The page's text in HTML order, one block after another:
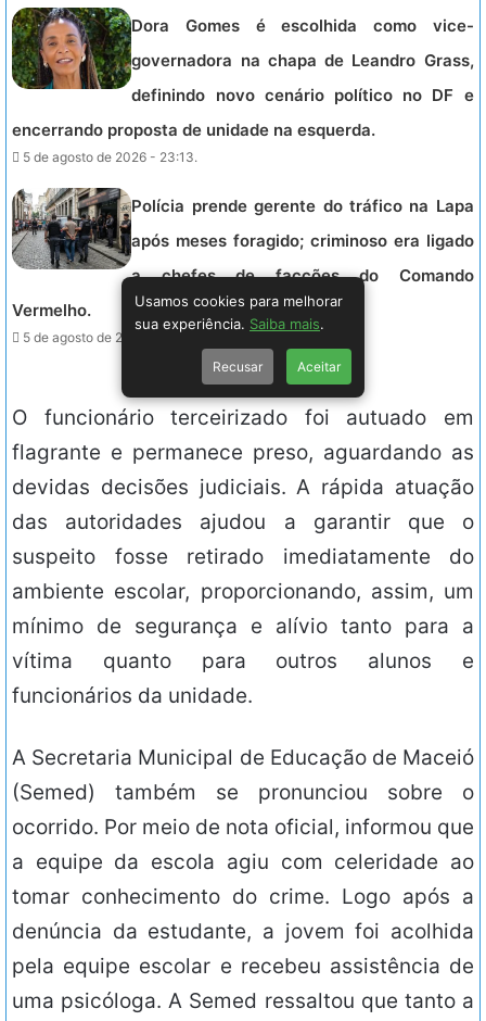
Dora Gomes é escolhida como vice-
governadora na chapa de Leandro Grass,
definindo novo cenário político no DF e
encerrando proposta de unidade na esquerda.
5 de agosto de 2026 - 23:13.
Polícia prende gerente do tráfico na Lapa
após meses foragido; criminoso era ligado
a chefes de facções do Comando
Vermelho.
5 de agosto de 2026 - 23:00.
O funcionário terceirizado foi autuado em
flagrante e permanece preso, aguardando as
devidas decisões judiciais. A rápida atuação
das autoridades ajudou a garantir que o
suspeito fosse retirado imediatamente do
ambiente escolar, proporcionando, assim, um
mínimo de segurança e alívio tanto para a
vítima quanto para outros alunos e
funcionários da unidade.
A Secretaria Municipal de Educação de Maceió
(Semed) também se pronunciou sobre o
ocorrido. Por meio de nota oficial, informou que
a equipe da escola agiu com celeridade ao
tomar conhecimento do crime. Logo após a
denúncia da estudante, a jovem foi acolhida
pela equipe escolar e recebeu assistência de
uma psicóloga. A Semed ressaltou que tanto a
Usamos cookies para melhorar
sua experiência. Saiba mais
Recusar Aceitar